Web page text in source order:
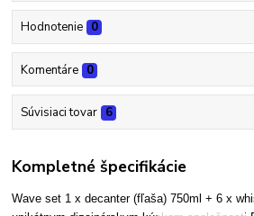
Hodnotenie 0
Komentáre 0
Súvisiaci tovar 6
Kompletné špecifikácie
Wave set 1 x decanter (fľaša) 750ml + 6 x